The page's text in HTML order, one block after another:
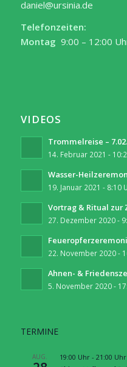
daniel@ursinia.de
Telefonzeiten:
Montag 9:00 – 12:00
VIDEOS
Trommelreise –
14. Februar 2021 -
Wasser-
19. Januar 2021 - 8:10
Vortrag & Ritual zur
27. Dezember 2020 -
22. November 2020 -
Ahnen- &
5. November 2020 -
TERMINE
AUG. 19:00 Uhr- 21:00 Uhr